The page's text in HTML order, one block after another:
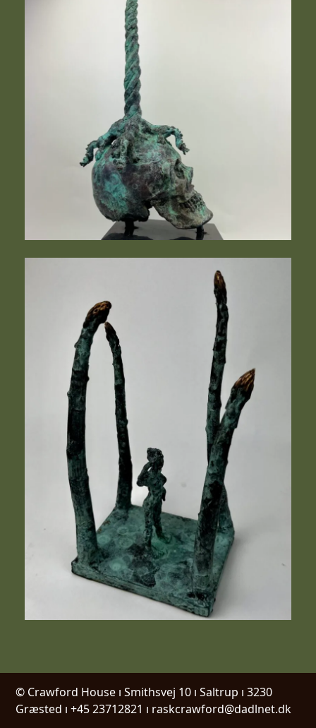
© Crawford House ı Smithsvej 10 ı Saltrup ı 3230
Græsted ı +45 23712821 ı raskcrawford@dadlnet.dk